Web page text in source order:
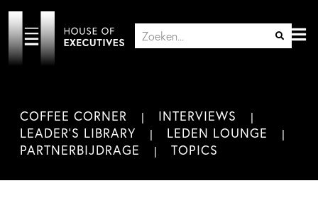
COFFEE CORNER
INTERVIEWS
LEADER'S LIBRARY
LEDEN LOUNGE
PARTNERBIJDRAGE
TOPICS